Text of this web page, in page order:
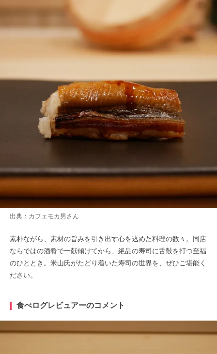
出典： カフェモカ男 さん
素朴ながら、素材の旨みを引き出す心を込めた料理の数々。同店
ならではの酒肴で一献傾けてから、絶品の寿司に舌鼓を打つ至福
のひととき。米山氏がたどり着いた寿司の世界を、ぜひご堪能く
ださい。
食べログレビュアーのコメント